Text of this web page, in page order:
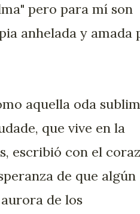
pero para mí son
anhelada y amada
aquella oda
que vive en la
escribió con el
de que algún
de los